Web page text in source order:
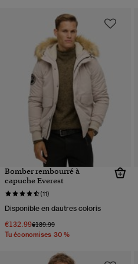
Bomber rembourré à
capuche Everest
(11)
Disponible en dautres coloris
€132.99Prix réduit de
€189.99à
Tu économises 30 %